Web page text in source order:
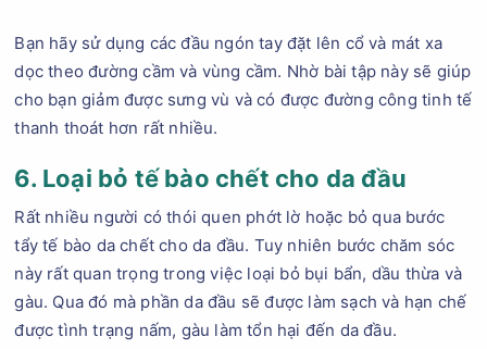
Bạn hãy sử dụng các đầu ngón tay đặt lên cổ và mát xa
dọc theo đường cầm và vùng cầm. Nhờ bài tập này sẽ giúp
cho bạn giảm được sưng vù và có được đường công tinh tế
thanh thoát hơn rất nhiều.
6. Loại bỏ tế bào chết cho da đầu
Rất nhiều người có thói quen phớt lờ hoặc bỏ qua bước
tẩy tế bào da chết cho da đầu. Tuy nhiên bước chăm sóc
này rất quan trọng trong việc loại bỏ bụi bẩn, dầu thừa và
gàu. Qua đó mà phần da đầu sẽ được làm sạch và hạn chế
được tình trạng nấm, gàu làm tổn hại đến da đầu.